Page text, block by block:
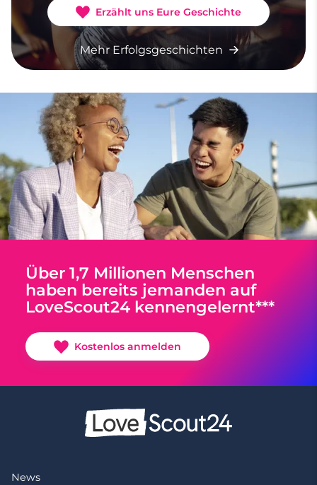
Erzählt uns Eure Geschichte
Mehr Erfolgsgeschichten
Über 1,7 Millionen Menschen
haben bereits jemanden auf
LoveScout24 kennengelernt***
Kostenlos anmelden
News